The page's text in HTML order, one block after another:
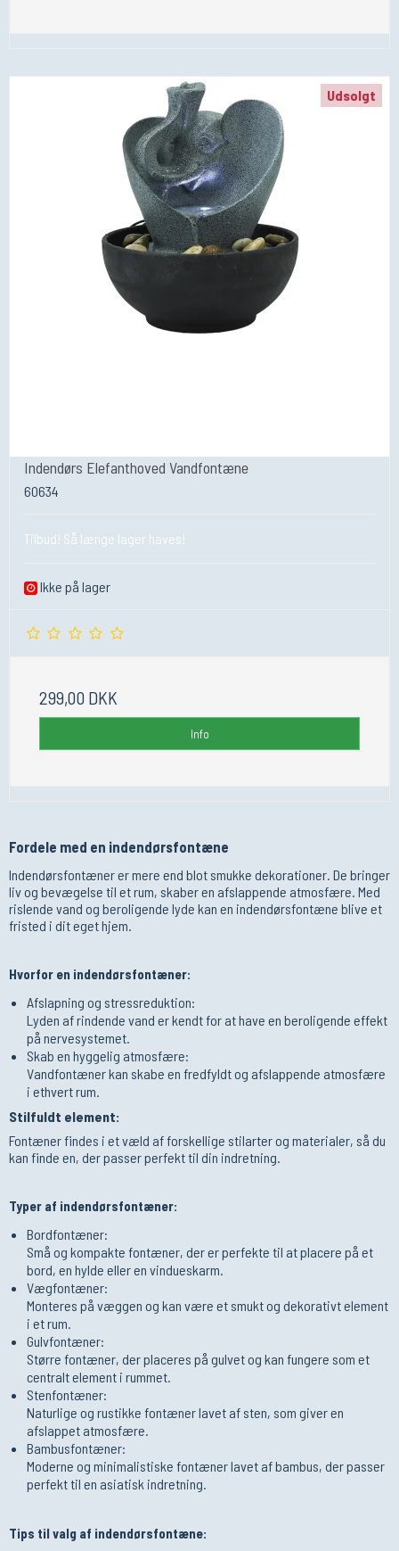
Udsolgt
Indendørs Elefanthoved Vandfontæne
60634
Tilbud! Så længe lager haves!
Ikke på lager
299,00 DKK
Info
Fordele med en indendørsfontæne
Indendørsfontæner er mere end blot smukke dekorationer. De bringer
liv og bevægelse til et rum, skaber en afslappende atmosfære. Med
rislende vand og beroligende lyde kan en indendørsfontæne blive et
fristed i dit eget hjem.
Hvorfor en indendørsfontæner:
Afslapning og stressreduktion:
Lyden af rindende vand er kendt for at have en beroligende effekt
på nervesystemet.
Skab en hyggelig atmosfære:
Vandfontæner kan skabe en fredfyldt og afslappende atmosfære
i ethvert rum.
Stilfuldt element:
Fontæner findes i et væld af forskellige stilarter og materialer, så du
kan finde en, der passer perfekt til din indretning.
Typer af indendørsfontæner:
Bordfontæner:
Små og kompakte fontæner, der er perfekte til at placere på et
bord, en hylde eller en vindueskarm.
Vægfontæner:
Monteres på væggen og kan være et smukt og dekorativt element
i et rum.
Gulvfontæner:
Større fontæner, der placeres på gulvet og kan fungere som et
centralt element i rummet.
Stenfontæner:
Naturlige og rustikke fontæner lavet af sten, som giver en
afslappet atmosfære.
Bambusfontæner:
Moderne og minimalistiske fontæner lavet af bambus, der passer
perfekt til en asiatisk indretning.
Tips til valg af indendørsfontæne: